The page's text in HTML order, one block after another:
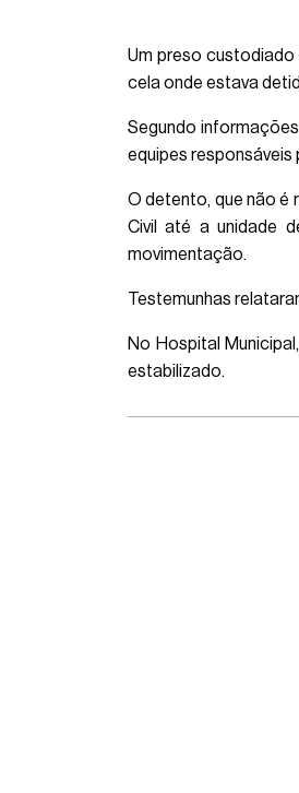
Um preso
cela onde estava
Segundo
equipes
O detento, que não é
Civil até a unidade
movimentação.
Testemunhas
No Hospital
estabilizado.